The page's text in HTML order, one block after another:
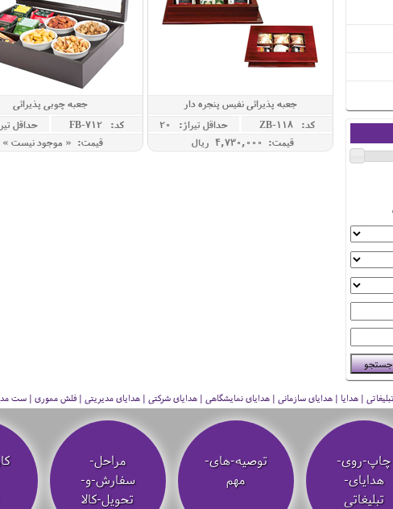
جعبه پذیرائی نفیس پنجره دار
کد: ZB-118
حداقل تيراژ: 20
قیمت: 4,730,000 ريال
جعبه چوبی پذیرائی
کد: FB-712
حداقل
قیمت: « موجود نیست »
| هدایا | هدایای سازمانی | هدایای نمایشگاهی | هدایای شرکتی | هدایای مدیریتی | فلش مموری | ست
چاپ-روی-
هدایای-
تبلیغاتی
توصیه‌-های-
مهم
مراحل-
سفارش-و-
تحویل-کالا